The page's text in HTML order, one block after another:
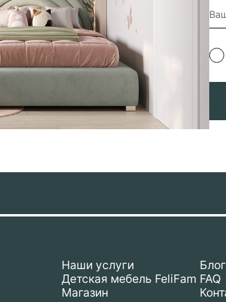
Наши услуги
Детская мебель FeliFam
Магазин
Блог
FAQ